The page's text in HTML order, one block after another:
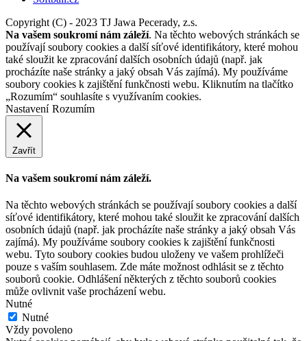
Copyright (C) - 2023 TJ Jawa Pecerady, z.s.
Na vašem soukromí nám záleží. Na těchto webových stránkách se
používají soubory cookies a další síťové identifikátory, které mohou
také sloužit ke zpracování dalších osobních údajů (např. jak
procházíte naše stránky a jaký obsah Vás zajímá). My používáme
soubory cookies k zajištění funkčnosti webu. Kliknutím na tlačítko
„Rozumím“ souhlasíte s využívaním cookies.
Nastavení Rozumím
Zavřít
Na vašem soukromí nám záleží.
Na těchto webových stránkách se používají soubory cookies a další
síťové identifikátory, které mohou také sloužit ke zpracování dalších
osobních údajů (např. jak procházíte naše stránky a jaký obsah Vás
zajímá). My používáme soubory cookies k zajištění funkčnosti
webu. Tyto soubory cookies budou uloženy ve vašem prohlížeči
pouze s vaším souhlasem. Zde máte možnost odhlásit se z těchto
souborů cookie. Odhlášení některých z těchto souborů cookies
může ovlivnit vaše procházení webu.
Nutné
Nutné
Vždy povoleno